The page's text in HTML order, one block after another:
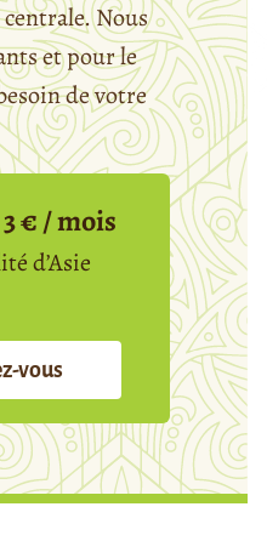
centrale. Nous
et pour le
de votre
€ / mois
d’Asie
vous